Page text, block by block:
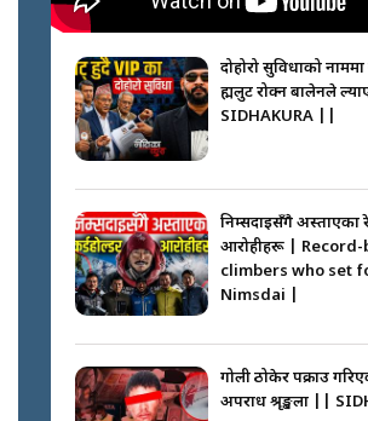
दोहोरो सुविधाको
ब्रह्मलुट रोक्न बालेनले
SIDHAKURA ||
निम्सदाइसँगै अस्ताएका
आरोहीहरू |
climbers who set
Nimsdai |
गोली ठोकेर पक्राउ
अपराध श्रृङ्खला ||